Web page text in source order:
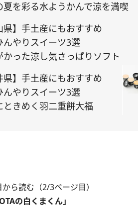
夏を彩る水ようかんで涼を満喫
県】手土産にもおすすめ
んやりスイーツ3選
かった涼し気さっぱりソフト
県】手土産にもおすすめ
んやりスイーツ3選
ときめく羽二重餅大福
ら読む（2/3ページ目）
の白くまくん」